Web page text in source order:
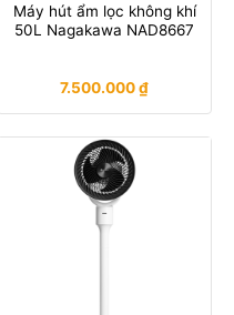
Máy hút ẩm lọc không khí
50L Nagakawa NAD8667
7.500.000₫